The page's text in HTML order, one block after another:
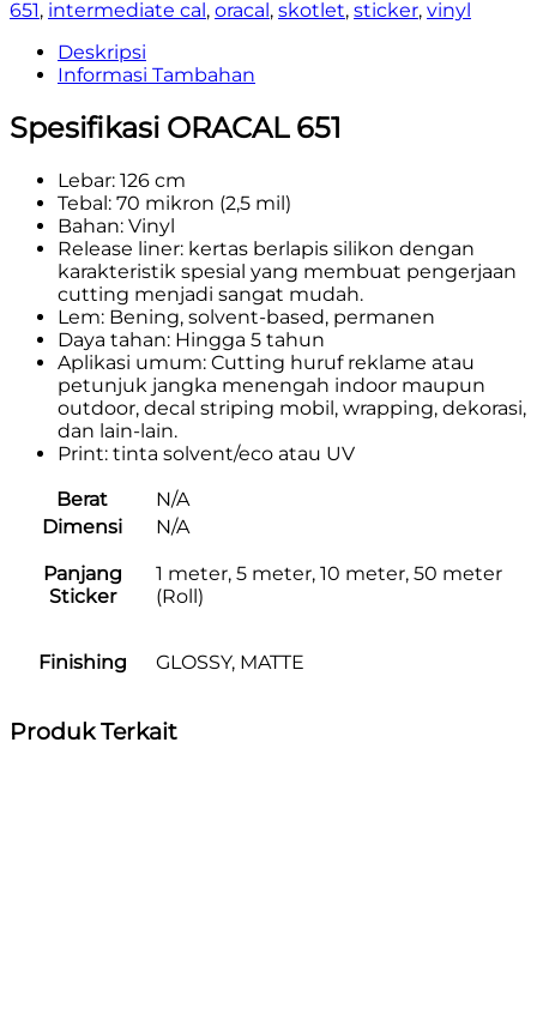
651, intermediate cal, oracal, skotlet, sticker, vinyl
Deskripsi
Informasi Tambahan
Spesifikasi ORACAL 651
Lebar: 126 cm
Tebal: 70 mikron (2,5 mil)
Bahan: Vinyl
Release liner: kertas berlapis silikon dengan
karakteristik spesial yang membuat pengerjaan
cutting menjadi sangat mudah.
Lem: Bening, solvent-based, permanen
Daya tahan: Hingga 5 tahun
Aplikasi umum: Cutting huruf reklame atau
petunjuk jangka menengah indoor maupun
outdoor, decal striping mobil, wrapping, dekorasi,
dan lain-lain.
Print: tinta solvent/eco atau UV
Berat
N/A
Dimensi
N/A
Panjang
Sticker
1 meter, 5 meter, 10 meter, 50 meter
(Roll)
Finishing GLOSSY, MATTE
Produk Terkait